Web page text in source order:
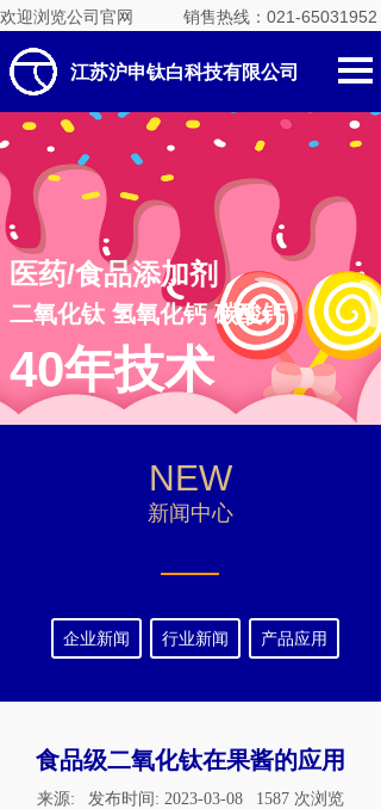
销售热线：021-65031952
欢迎浏览公司官网
江苏沪申钛白科技有限公司
医药/食品添加剂
二氧化钛 氢氧化钙 碳酸钙
40年技术
NEW
新闻中心
企业新闻 行业新闻 产品应用
食品级二氧化钛在果酱的应用
来源: 发布时间: 2023-03-08 1587 次浏览